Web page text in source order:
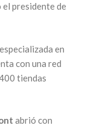
el presidente de
en
con una red
tiendas
abrió con